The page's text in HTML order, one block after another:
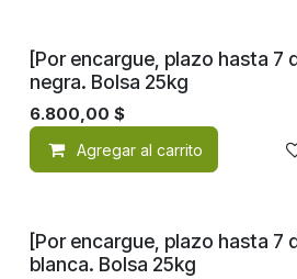
[Por encargue, plazo hasta 7
negra. Bolsa 25kg
6.800,00 $
Agregar al carrito
[Por encargue, plazo hasta 7
blanca. Bolsa 25kg